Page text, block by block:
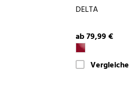
DELTA
ab 79,99 €